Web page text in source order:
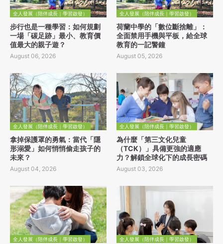
全人發展（陪伴成長｜學習啟發）
步行也是一種學習：如何規劃
一場「碳足跡」最小、教育價
值最大的親子遊？
August 06, 2026
全人發展（陪伴成長｜學習啟發）
荷蘭中學的「數位斷捨離」：
全面禁用手機與平板，給全球
教育的一記警鐘
August 05, 2026
全人發展（陪伴成長｜學習啟發）
拿掉保護罩的勇氣：當代「隱
形溺愛」如何悄悄偷走孩子的
未來？
August 04, 2026
全人發展（陪伴成長｜學習啟發）
為什麼「第三文化兒童
（TCK）」具備更強的適應
力？解鎖全球化下的成長密碼
August 03, 2026
全人發展（陪伴成長｜學習啟發） 全人發展（陪伴成長｜學習啟發）